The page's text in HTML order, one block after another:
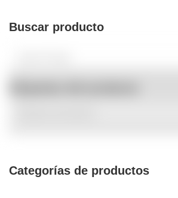
Buscar producto
Categorías de productos